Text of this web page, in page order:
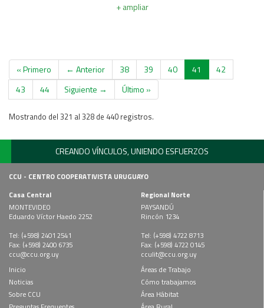
+ ampliar
« Primero ← Anterior 38 39 40 41
42
43
44 Siguiente → Último »
Mostrando del 321 al 328 de 440 registros.
CREANDO VÍNCULOS, UNIENDO ESFUERZOS
CCU - CENTRO COOPERATIVISTA URUGUAYO
Casa Central
MONTEVIDEO
Eduardo Víctor Haedo 2252
Tel: (+598) 2401 2541
Fax: (+598) 2400 6735
ccu@ccu.org.uy
Regional Norte
PAYSANDÚ
Rincón 1234
Tel: (+598) 4722 8713
Fax: (+598) 4722 0145
cculit@ccu.org.uy
Inicio
Noticias
Sobre CCU
Áreas de Trabajo
Cómo trabajamos
Área Hábitat